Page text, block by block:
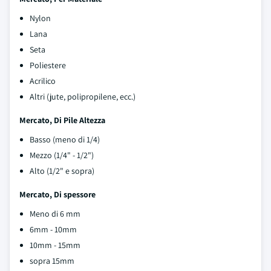
Nylon
Lana
Seta
Poliestere
Acrilico
Altri (jute, polipropilene, ecc.)
Mercato, Di Pile Altezza
Basso (meno di 1/4)
Mezzo (1/4" - 1/2")
Alto (1/2" e sopra)
Mercato, Di spessore
Meno di 6 mm
6mm - 10mm
10mm - 15mm
sopra 15mm